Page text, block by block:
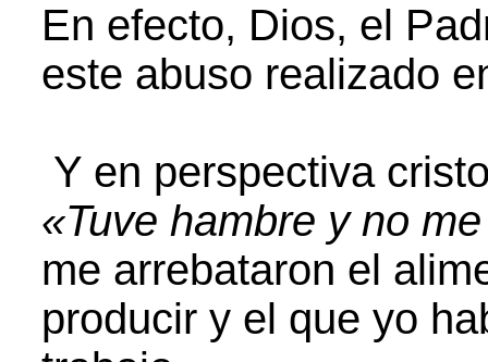
En efecto, Dios, el
este abuso realizado
Y en perspectiva
«Tuve hambre y no
me arrebataron el
producir y el que yo